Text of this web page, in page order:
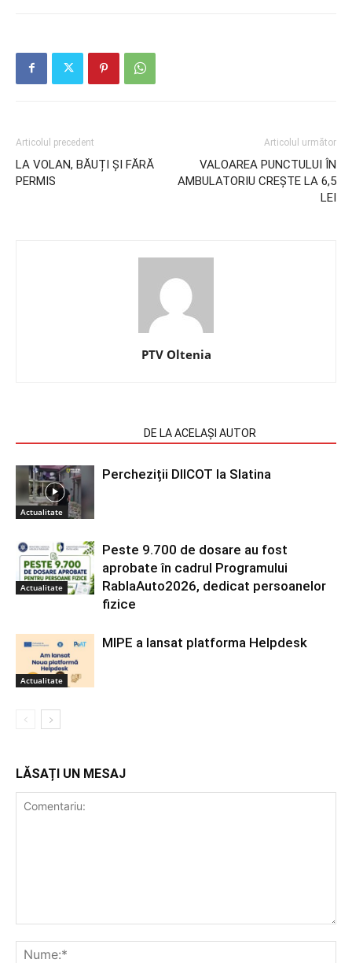
Articolul precedent
LA VOLAN, BĂUȚI ȘI FĂRĂ
PERMIS
Articolul următor
VALOAREA PUNCTULUI ÎN
AMBULATORIU CREȘTE LA 6,5
LEI
PTV Oltenia
DE LA ACELAȘI AUTOR
Actualitate
Percheziții DIICOT la Slatina
Actualitate
Peste 9.700 de dosare au fost
aprobate în cadrul Programului
RablaAuto2026, dedicat persoanelor
fizice
Actualitate
MIPE a lansat platforma Helpdesk
LĂSAȚI UN MESAJ